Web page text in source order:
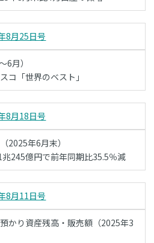
8月25日号
6月）
コ「世界のベスト」
8月18日号
2025年6月末）
245億円で前年同期比35.5％減
8月11日号
かり資産残高・販売額（2025年3